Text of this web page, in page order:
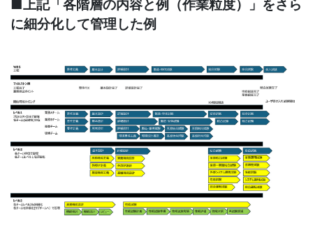
■上記「各階層の内容と例（作業粒度）」をさら
に細分化して管理した例